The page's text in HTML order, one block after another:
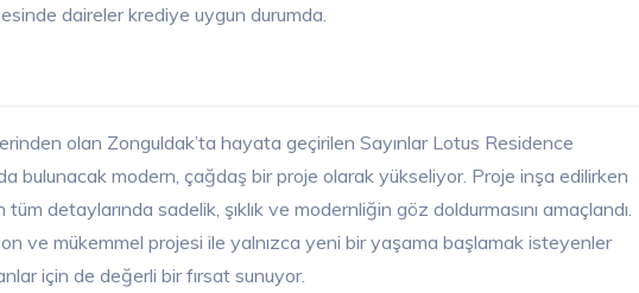
daireler krediye uygun durumda.
olan Zonguldak’ta hayata geçirilen Sayınlar Lotus Residence
bulunacak modern, çağdaş bir proje olarak yükseliyor. Proje inşa edilirken
detaylarında sadelik, şıklık ve modernliğin göz doldurmasını amaçlandı.
ve mükemmel projesi ile yalnızca yeni bir yaşama başlamak isteyenler
için de değerli bir fırsat sunuyor.